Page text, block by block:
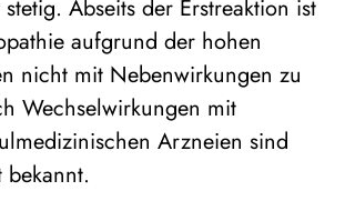
Abseits der Erstreaktion ist
aufgrund der hohen
nicht mit Nebenwirkungen zu
Wechselwirkungen mit
Arzneien sind